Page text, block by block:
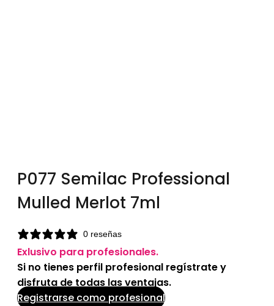
P077 Semilac Professional
Mulled Merlot 7ml
0 reseñas
Exlusivo para profesionales.
Si no tienes perfil profesional regístrate y
disfruta de todas las ventajas.
Registrarse como profesional